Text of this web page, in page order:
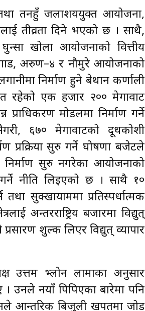
तथा तनहुँ जलाशययुक्त आयोजना,
तीव्रता दिने भएको छ । साथै,
खोला आयोजनाको वित्तीय
अरुण–४ र नौमुरे आयोजनाको
निर्माण हुने बेथान कर्णाली
रहेको एक हजार २०० मेगावाट
मोडलमा निर्माण गर्ने
६७० मेगावाटको दूधकोशी
प्रक्रिया सुरु गर्ने घोषणा बजेटले
सुरु नगरेका आयोजनाको
नीति लिइएको छ । साथै १०
सुक्खायाममा प्रतिस्पर्धात्मक
अन्तरराष्ट्रिय बजारमा विद्युत्
प्रसारण शुल्क लिएर विद्युत् व्यापार
उत्तम भ्लोन लामाका अनुसार
। उनले नयाँ पिपिएका बारेमा पनि
आन्तरिक बिजुली खपतमा जोड